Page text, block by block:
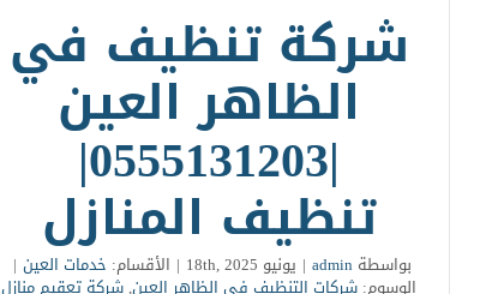
شركة تنظيف في
الظاهر العين
|0555131203|
تنظيف المنازل
بواسطةadmin
| يونيو 18th, 2025 | الأقسام: خدمات العين |
الوسوم: شركات التنظيف في الظاهر العين,شركة تعقيم منازل